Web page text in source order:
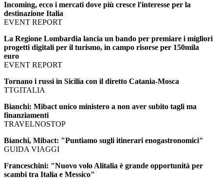
Incoming, ecco i mercati dove più cresce l'interesse per la
destinazione Italia
EVENT REPORT
La Regione Lombardia lancia un bando per premiare i migliori
progetti digitali per il turismo, in campo risorse per 150mila
euro
EVENT REPORT
Tornano i russi in Sicilia con il diretto Catania-Mosca
TTGITALIA
Bianchi: Mibact unico ministero a non aver subito tagli ma
finanziamenti
TRAVELNOSTOP
Bianchi, Mibact: "Puntiamo sugli itinerari enogastronomici"
GUIDA VIAGGI
Franceschini: "Nuovo volo Alitalia è grande opportunità per
scambi tra Italia e Messico"